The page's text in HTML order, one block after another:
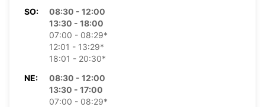
SO:
08:30 - 12:00
13:30 - 18:00
07:00 - 08:29*
12:01 - 13:29*
18:01 - 20:30*
NE:
08:30 - 12:00
13:30 - 17:00
07:00 - 08:29*